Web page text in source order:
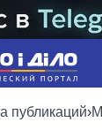
публикаций›